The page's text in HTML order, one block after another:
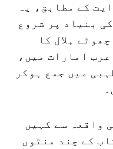
کے مطابق، یہ
بنیاد پر شروع
ہلال کا
امارات میں،
میں جمع ہوکر
واقعہ سے کہیں
کے چند منٹوں